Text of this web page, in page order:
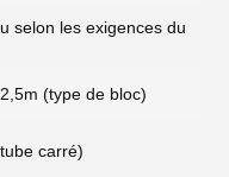
selon les exigences du
(type de bloc)
carré)